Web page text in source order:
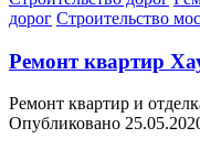
дорог Строительство
Ремонт квартир
Ремонт квартир и
Опубликовано